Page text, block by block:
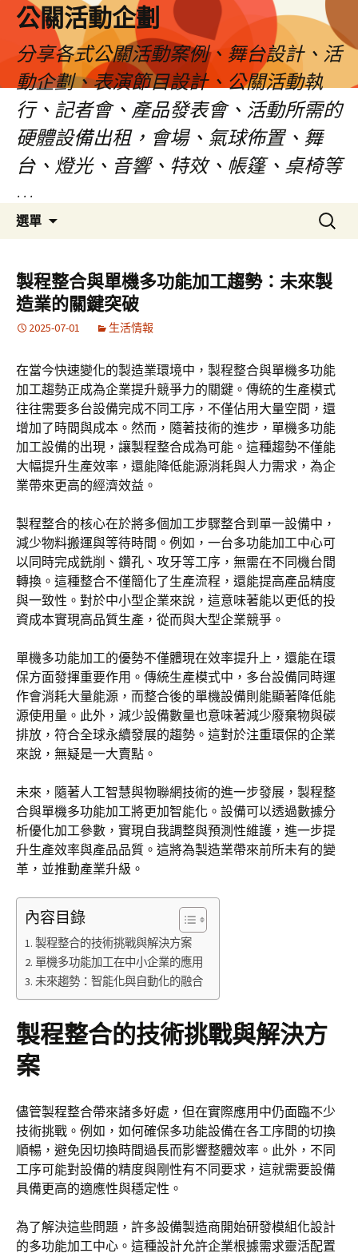
公關活動企劃
分享各式公關活動案例、舞台設計、活
動企劃、表演節目設計、公關活動執
行、記者會、產品發表會、活動所需的
硬體設備出租，會場、氣球佈置、舞
台、燈光、音響、特效、帳篷、桌椅等
…
選單
要
內
容
搜
尋
鍵
字:
製程整合與單機多功能加工趨勢：未來製
造業的關鍵突破
2025-07-01 生活情報
在當今快速變化的製造業環境中，製程整合與單機多功能
加工趨勢正成為企業提升競爭力的關鍵。傳統的生產模式
往往需要多台設備完成不同工序，不僅佔用大量空間，還
增加了時間與成本。然而，隨著技術的進步，單機多功能
加工設備的出現，讓製程整合成為可能。這種趨勢不僅能
大幅提升生產效率，還能降低能源消耗與人力需求，為企
業帶來更高的經濟效益。
製程整合的核心在於將多個加工步驟整合到單一設備中，
減少物料搬運與等待時間。例如，一台多功能加工中心可
以同時完成銑削、鑽孔、攻牙等工序，無需在不同機台間
轉換。這種整合不僅簡化了生產流程，還能提高產品精度
與一致性。對於中小型企業來說，這意味著能以更低的投
資成本實現高品質生產，從而與大型企業競爭。
單機多功能加工的優勢不僅體現在效率提升上，還能在環
保方面發揮重要作用。傳統生產模式中，多台設備同時運
作會消耗大量能源，而整合後的單機設備則能顯著降低能
源使用量。此外，減少設備數量也意味著減少廢棄物與碳
排放，符合全球永續發展的趨勢。這對於注重環保的企業
來說，無疑是一大賣點。
未來，隨著人工智慧與物聯網技術的進一步發展，製程整
合與單機多功能加工將更加智能化。設備可以透過數據分
析優化加工參數，實現自我調整與預測性維護，進一步提
升生產效率與產品品質。這將為製造業帶來前所未有的變
革，並推動產業升級。
內容目錄
製程整合的技術挑戰與解決方案
單機多功能加工在中小企業的應用
未來趨勢：智能化與自動化的融合
製程整合的技術挑戰與解決方
案
儘管製程整合帶來諸多好處，但在實際應用中仍面臨不少
技術挑戰。例如，如何確保多功能設備在各工序間的切換
順暢，避免因切換時間過長而影響整體效率。此外，不同
工序可能對設備的精度與剛性有不同要求，這就需要設備
具備更高的適應性與穩定性。
為了解決這些問題，許多設備製造商開始研發模組化設計
的多功能加工中心。這種設計允許企業根據需求靈活配置